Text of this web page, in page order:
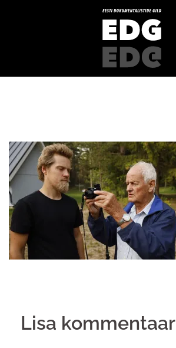
Lisa kommentaar